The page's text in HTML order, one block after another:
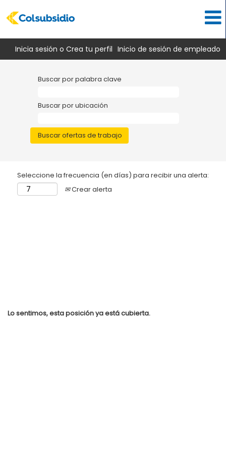
Inicia sesión o Crea tu perfil Inicio de sesión de empleado
Buscar por palabra clave
Buscar por ubicación
Seleccione la frecuencia (en días) para recibir una alerta:
Crear alerta
Lo sentimos, esta posición ya está cubierta.